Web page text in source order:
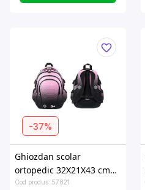
-37%
Ghiozdan scolar
ortopedic 32X21X43 cm
Pink Gradient
Cod produs: 57821